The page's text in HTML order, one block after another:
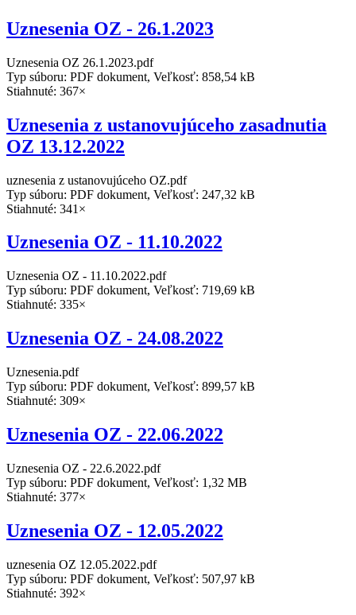
Uznesenia OZ - 26.1.2023
Uznesenia OZ 26.1.2023.pdf
Typ súboru: PDF dokument, Veľkosť: 858,54 kB
Stiahnuté: 367×
Uznesenia z ustanovujúceho zasadnutia
OZ 13.12.2022
uznesenia z ustanovujúceho OZ.pdf
Typ súboru: PDF dokument, Veľkosť: 247,32 kB
Stiahnuté: 341×
Uznesenia OZ - 11.10.2022
Uznesenia OZ - 11.10.2022.pdf
Typ súboru: PDF dokument, Veľkosť: 719,69 kB
Stiahnuté: 335×
Uznesenia OZ - 24.08.2022
Uznesenia.pdf
Typ súboru: PDF dokument, Veľkosť: 899,57 kB
Stiahnuté: 309×
Uznesenia OZ - 22.06.2022
Uznesenia OZ - 22.6.2022.pdf
Typ súboru: PDF dokument, Veľkosť: 1,32 MB
Stiahnuté: 377×
Uznesenia OZ - 12.05.2022
uznesenia OZ 12.05.2022.pdf
Typ súboru: PDF dokument, Veľkosť: 507,97 kB
Stiahnuté: 392×